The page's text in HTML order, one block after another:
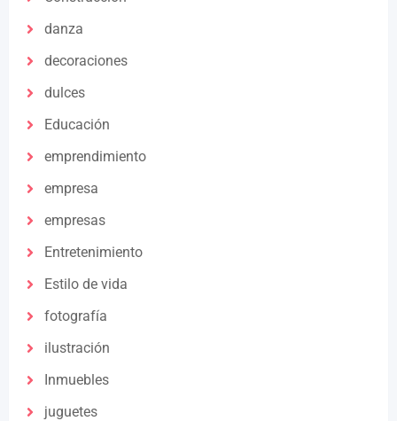
danza
decoraciones
dulces
Educación
emprendimiento
empresa
empresas
Entretenimiento
Estilo de vida
fotografía
ilustración
Inmuebles
juguetes